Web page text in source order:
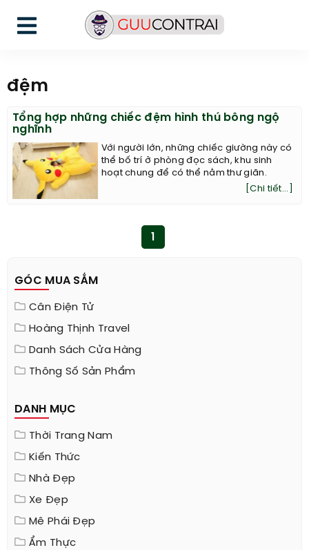
đệm
Tổng hợp những chiếc đệm hình thú bông ngộ
nghĩnh
Với người lớn, những chiếc giường này có
thể bố trí ở phòng đọc sách, khu sinh
hoạt chung để có thể nằm thư giãn.
[Chi tiết...]
1
GÓC MUA SẮM
Cân Điện Tử
Hoàng Thịnh Travel
Danh Sách Cửa Hàng
Thông Số Sản Phẩm
DANH MỤC
Thời Trang Nam
Kiến Thức
Nhà Đẹp
Xe Đẹp
Mê Phái Đẹp
Ẩm Thực